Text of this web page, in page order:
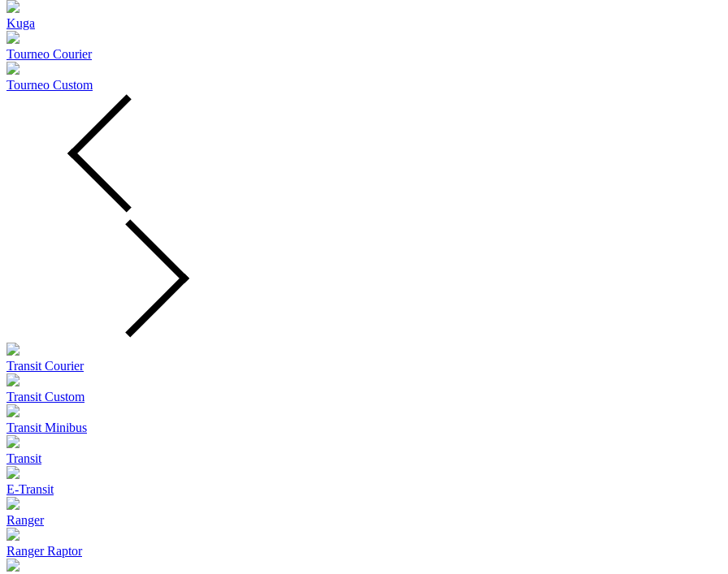
Kuga
Tourneo Courier
Tourneo Custom
Transit Courier
Transit Custom
Transit Minibus
Transit
E-Transit
Ranger
Ranger Raptor